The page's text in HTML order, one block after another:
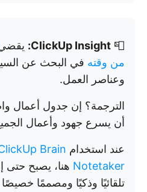
📮
ClickUp Insight:
من وقته في البحث عن
وعناصر العمل.
الترجمة؟ إن جدول أعمال
أن يسرع جهود وأعمال
عند استخدام Brain
Notetaker هنا، يصبح حتى
تلقائيًا وذكيًا ومصممًا خصيصًا